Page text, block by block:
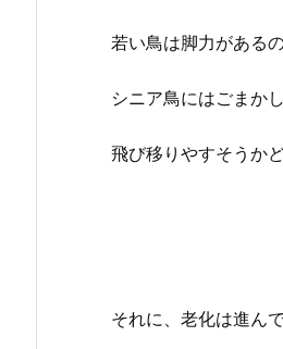
若い鳥は脚力がある
シニア鳥にはごまか
飛び移りやすそうか
それに、老化は進ん